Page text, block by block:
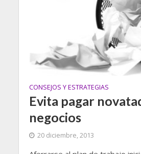
CONSEJOS Y ESTRATEGIAS
Evita pagar
negocios
20 diciembre, 2013